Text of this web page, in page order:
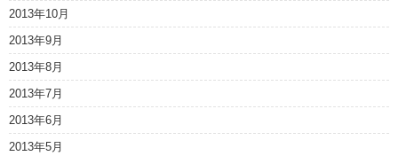
2013年10月
2013年9月
2013年8月
2013年7月
2013年6月
2013年5月